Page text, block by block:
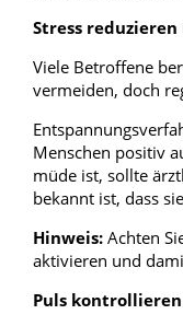
Stress
Viele Betroffene
vermeiden, doch
Menschen positiv
müde ist, sollte
bekannt ist, dass
Hinweis: Achten
aktivieren und
Puls